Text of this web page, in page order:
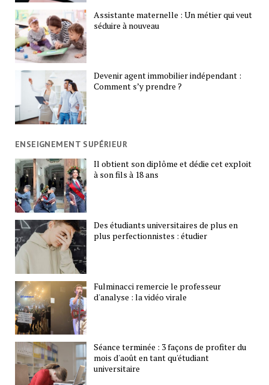
Assistante maternelle : Un métier qui veut
séduire à nouveau
Devenir agent immobilier indépendant :
Comment s’y prendre ?
ENSEIGNEMENT SUPÉRIEUR
Il obtient son diplôme et dédie cet exploit
à son fils à 18 ans
Des étudiants universitaires de plus en
plus perfectionnistes : étudier
Fulminacci remercie le professeur
d'analyse : la vidéo virale
Séance terminée : 3 façons de profiter du
mois d'août en tant qu'étudiant
universitaire